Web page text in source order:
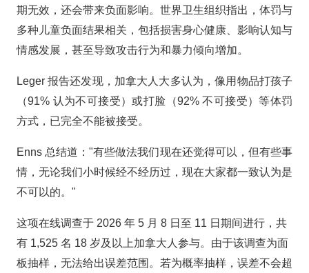
期无效，还会带来负面影响。世界卫生组织指出，体罚与
多种儿童负面结果相关，包括损害身心健康、影响认知与
情感发展，甚至导致攻击行为和暴力倾向增加。
Leger 报告还发现，加拿大人大多认为，像用物品打孩子
（91% 认为不可接受）或打脸（92% 不可接受）等体罚
方式，已完全不能被接受。
Enns 总结道："有些做法我们现在还觉得可以，但有些事
情，无论我们小时候经不经历过，现在大家都一致认为是
不可以的。"
这项在线调查于 2026 年 5 月 8 日至 11 日期间进行，共
有 1,525 名 18 岁及以上加拿大人参与。由于该调查为面
板抽样，无法给出误差范围。若为概率抽样，误差不会超